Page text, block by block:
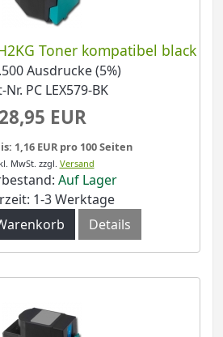
Toner kompatibel black
Ausdrucke (5%)
Nr. PC LEX579-BK
28,95 EUR
1,16 EUR pro 100 Seiten
MwSt. zzgl. Versand
Auf Lager
1-3 Werktage
Details